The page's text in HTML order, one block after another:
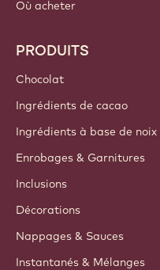
Où acheter
PRODUITS
Chocolat
Ingrédients de cacao
Ingrédients à base de noix
Enrobages & Garnitures
Inclusions
Décorations
Nappages & Sauces
Instantanés & Mélanges